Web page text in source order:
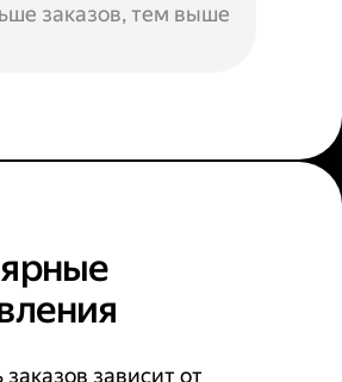
заказов, тем выше
зависит от